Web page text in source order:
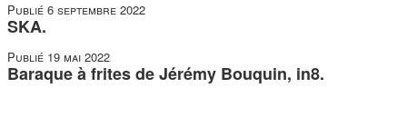
Publié 6 septembre 2022
SKA.
Publié 19 mai 2022
Baraque à frites de Jérémy Bouquin, in8.